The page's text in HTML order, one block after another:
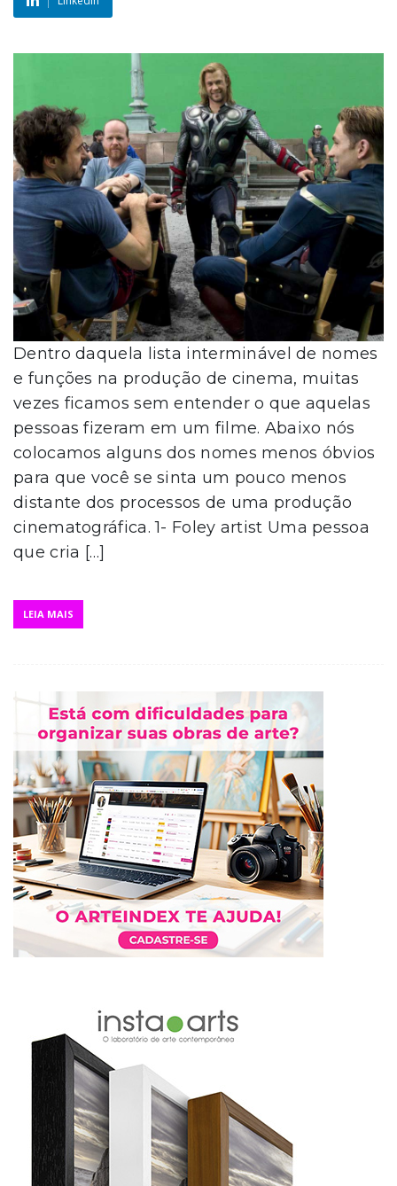
Dentro daquela lista interminável de nomes
e funções na produção de cinema, muitas
vezes ficamos sem entender o que aquelas
pessoas fizeram em um filme. Abaixo nós
colocamos alguns dos nomes menos óbvios
para que você se sinta um pouco menos
distante dos processos de uma produção
cinematográfica. 1- Foley artist Uma pessoa
que cria […]
LEIA MAIS